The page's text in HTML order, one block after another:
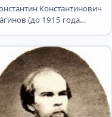
Константинович
(до 1915 года